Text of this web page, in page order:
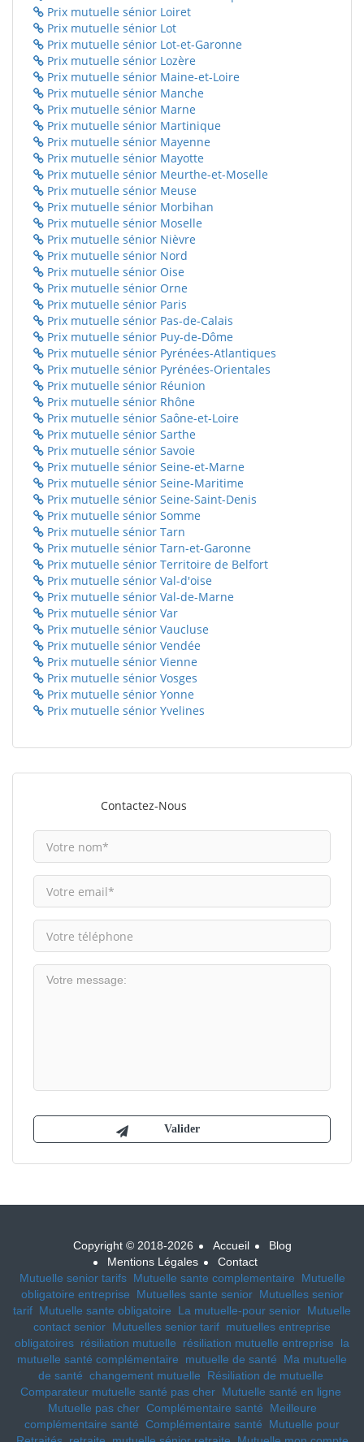
Prix mutuelle sénior Loiret
Prix mutuelle sénior Lot
Prix mutuelle sénior Lot-et-Garonne
Prix mutuelle sénior Lozère
Prix mutuelle sénior Maine-et-Loire
Prix mutuelle sénior Manche
Prix mutuelle sénior Marne
Prix mutuelle sénior Martinique
Prix mutuelle sénior Mayenne
Prix mutuelle sénior Mayotte
Prix mutuelle sénior Meurthe-et-Moselle
Prix mutuelle sénior Meuse
Prix mutuelle sénior Morbihan
Prix mutuelle sénior Moselle
Prix mutuelle sénior Nièvre
Prix mutuelle sénior Nord
Prix mutuelle sénior Oise
Prix mutuelle sénior Orne
Prix mutuelle sénior Paris
Prix mutuelle sénior Pas-de-Calais
Prix mutuelle sénior Puy-de-Dôme
Prix mutuelle sénior Pyrénées-Atlantiques
Prix mutuelle sénior Pyrénées-Orientales
Prix mutuelle sénior Réunion
Prix mutuelle sénior Rhône
Prix mutuelle sénior Saône-et-Loire
Prix mutuelle sénior Sarthe
Prix mutuelle sénior Savoie
Prix mutuelle sénior Seine-et-Marne
Prix mutuelle sénior Seine-Maritime
Prix mutuelle sénior Seine-Saint-Denis
Prix mutuelle sénior Somme
Prix mutuelle sénior Tarn
Prix mutuelle sénior Tarn-et-Garonne
Prix mutuelle sénior Territoire de Belfort
Prix mutuelle sénior Val-d'oise
Prix mutuelle sénior Val-de-Marne
Prix mutuelle sénior Var
Prix mutuelle sénior Vaucluse
Prix mutuelle sénior Vendée
Prix mutuelle sénior Vienne
Prix mutuelle sénior Vosges
Prix mutuelle sénior Yonne
Prix mutuelle sénior Yvelines
Contactez-Nous
Copyright © 2018-2026 Accueil
Blog
Mentions Légales
Contact
Mutuelle senior tarifs Mutuelle sante complementaire
Mutuelle
obligatoire entreprise
Mutuelles sante senior Mutuelles senior
tarif Mutuelle sante obligatoire La mutuelle-pour senior Mutuelle
contact senior Mutuelles senior tarif mutuelles entreprise
obligatoires résiliation mutuelle résiliation mutuelle entreprise
la
mutuelle santé complémentaire
mutuelle de santé
Ma mutuelle
de santé changement mutuelle
Résiliation de mutuelle
Comparateur mutuelle santé pas cher Mutuelle santé en ligne
Mutuelle pas cher Complémentaire santé
Meilleure
complémentaire santé Complémentaire santé
Mutuelle pour